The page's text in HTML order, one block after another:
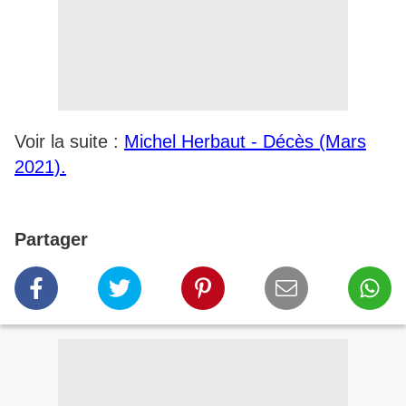
Voir la suite : Michel Herbaut - Décès (Mars
2021).
Partager